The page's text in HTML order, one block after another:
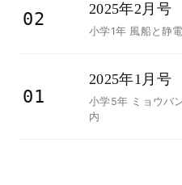
02 2025年2月号
小学1年 風船と静
01
2025年1月号
小学5年 ミョウバ
内